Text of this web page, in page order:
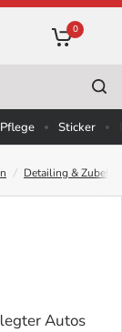
0
Sticker
/ Detailing & Zubehör
Autos